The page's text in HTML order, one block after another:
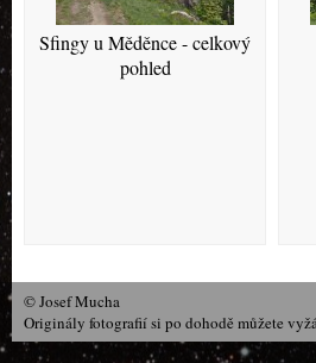
Sfingy u Měděnce - celkový
pohled
© Josef Mucha
Originály fotografií si po dohodě můžete